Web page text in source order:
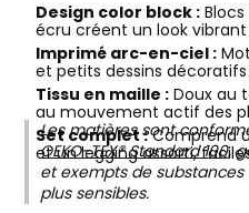
Design color block :Blocs
écru créent un look
Imprimé arc-en-ciel :
et petits dessins
Tissu en maille :Doux au
au mouvement actif des
Set complet :Comprend
et un legging assorti,
Les matières sont
OEKO-TEX® Standard 100,
et exempts de
plus sensibles.